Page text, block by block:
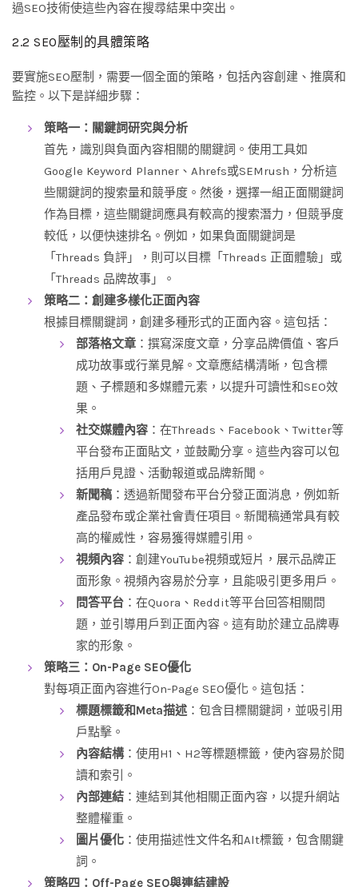
過SEO技術使這些內容在搜尋結果中突出。
2.2 SEO壓制的具體策略
要實施SEO壓制，需要一個全面的策略，包括內容創建、推廣和
監控。以下是詳細步驟：
策略一：關鍵詞研究與分析
首先，識別與負面內容相關的關鍵詞。使用工具如
Google Keyword Planner、Ahrefs或SEMrush，分析這
些關鍵詞的搜索量和競爭度。然後，選擇一組正面關鍵詞
作為目標，這些關鍵詞應具有較高的搜索潛力，但競爭度
較低，以便快速排名。例如，如果負面關鍵詞是
「Threads 負評」，則可以目標「Threads 正面體驗」或
「Threads 品牌故事」。
策略二：創建多樣化正面內容
根據目標關鍵詞，創建多種形式的正面內容。這包括：
部落格文章 ：撰寫深度文章，分享品牌價值、客戶
成功故事或行業見解。文章應結構清晰，包含標
題、子標題和多媒體元素，以提升可讀性和SEO效
果。
社交媒體內容 ：在Threads、Facebook、Twitter等
平台發布正面貼文，並鼓勵分享。這些內容可以包
括用戶見證、活動報道或品牌新聞。
新聞稿 ：透過新聞發布平台分發正面消息，例如新
產品發布或企業社會責任項目。新聞稿通常具有較
高的權威性，容易獲得媒體引用。
視頻內容 ：創建YouTube視頻或短片，展示品牌正
面形象。視頻內容易於分享，且能吸引更多用戶。
問答平台 ：在Quora、Reddit等平台回答相關問
題，並引導用戶到正面內容。這有助於建立品牌專
家的形象。
策略三：On-Page SEO優化
對每項正面內容進行On-Page SEO優化。這包括：
標題標籤和Meta描述 ：包含目標關鍵詞，並吸引用
戶點擊。
內容結構：使用H1、H2等標題標籤，使內容易於閱
讀和索引。
內部連結 ：連結到其他相關正面內容，以提升網站
整體權重。
圖片優化 ：使用描述性文件名和Alt標籤，包含關鍵
詞。
策略四：Off-Page SEO與連結建設